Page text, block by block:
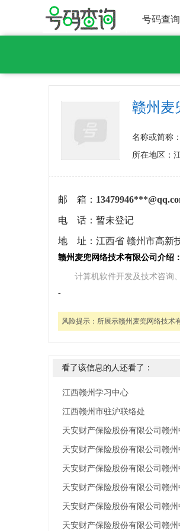
号码查询
赣州麦
名称或简称
所在地区：
邮 箱：
电 话： 暂未登记
地 址： 江西省 赣州市高新
赣州麦兜网络技术有限公司介绍：
计算机软件开发及技术咨询
-
风险提示： 所展示赣州麦兜网络技术
看了该信息的人还看了：
江西赣州学习中心
江西赣州市驻沪联络处
天安财产保险股份有限公司赣州
天安财产保险股份有限公司赣州
天安财产保险股份有限公司赣州
天安财产保险股份有限公司赣州
天安财产保险股份有限公司赣州
天安财产保险股份有限公司赣州